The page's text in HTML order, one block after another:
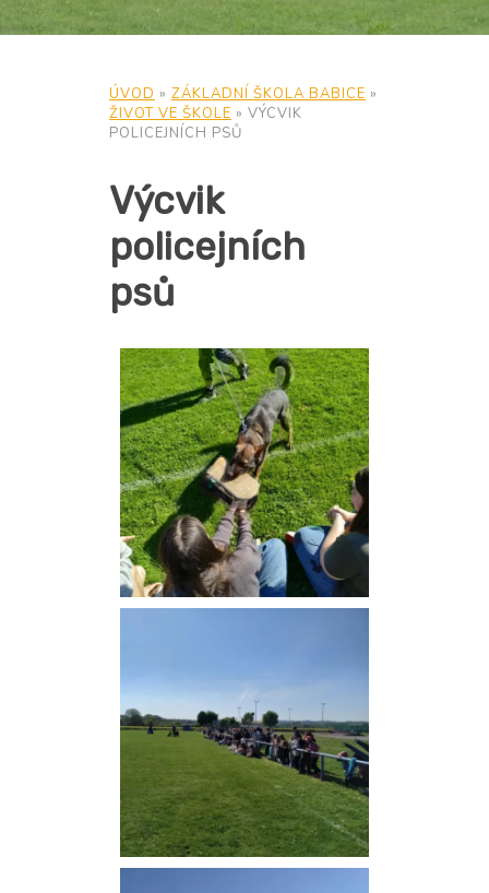
ÚVOD » ZÁKLADNÍ ŠKOLA BABICE »
ŽIVOT VE ŠKOLE » VÝCVIK
POLICEJNÍCH PSŮ
Výcvik
policejních
psů